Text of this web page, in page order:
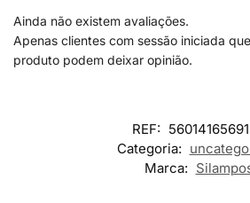
Ainda não existem avaliações.
Apenas clientes com sessão iniciada
produto podem deixar opinião.
REF:
Categoria:
Marca: